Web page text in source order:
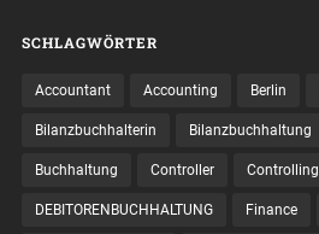
SCHLAGWÖRTER
Accountant Accounting Berlin
Bilanzbuchhalterin Bilanzbuchhaltung
Buchhaltung Controller Controlling
DEBITORENBUCHHALTUNG Finance